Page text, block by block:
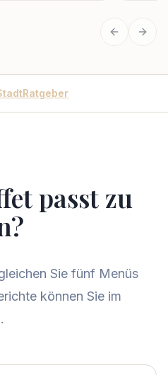
Vorherige
Ratgeber
passt zu
Sie fünf Menüs
können Sie im